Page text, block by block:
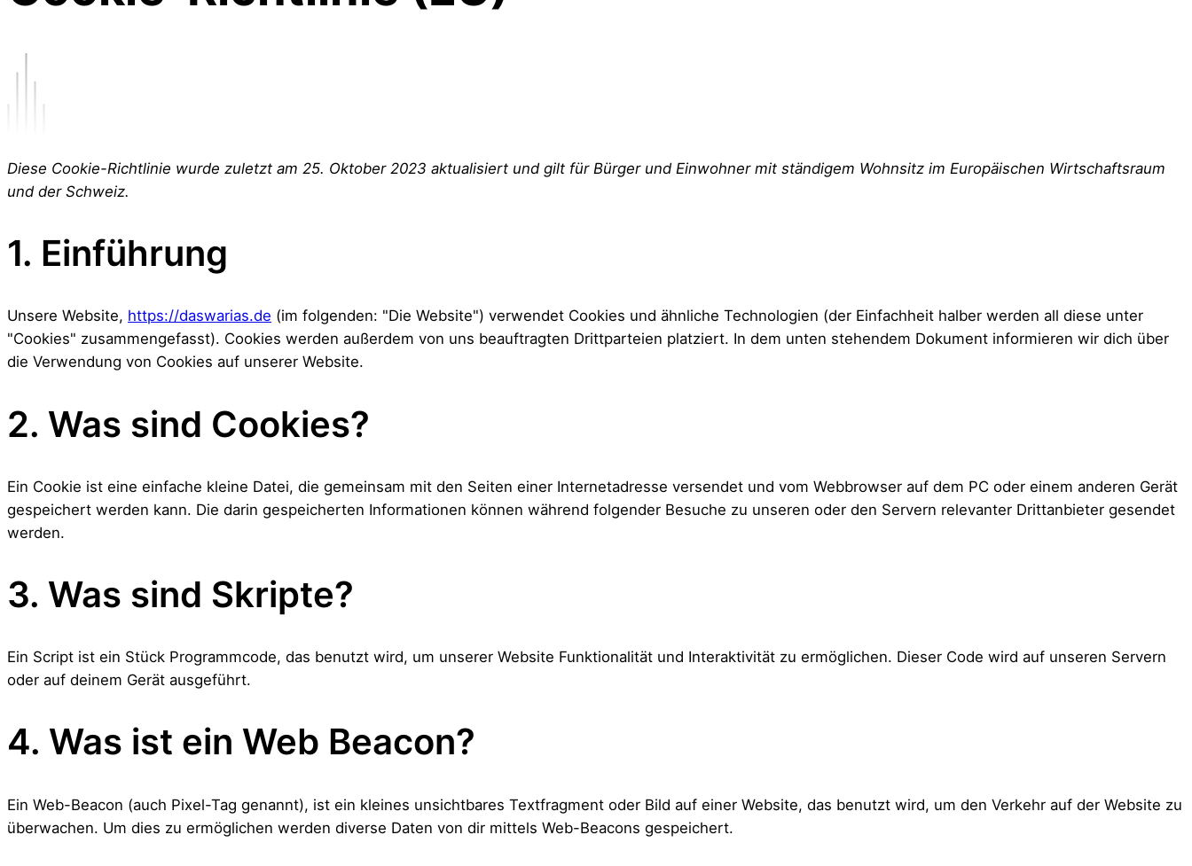
Diese Cookie-Richtlinie wurde zuletzt am 25. Oktober 2023 aktualisiert und gilt für Bürger und Einwohner mit ständigem Wohnsitz im Europäischen Wirtschaftsraum
und der Schweiz.
1. Einführung
Unsere Website, https://daswarias.de (im folgenden: "Die Website") verwendet Cookies und ähnliche Technologien (der Einfachheit halber werden all diese unter
"Cookies" zusammengefasst). Cookies werden außerdem von uns beauftragten Drittparteien platziert. In dem unten stehendem Dokument informieren wir dich über
die Verwendung von Cookies auf unserer Website.
2. Was sind Cookies?
Ein Cookie ist eine einfache kleine Datei, die gemeinsam mit den Seiten einer Internetadresse versendet und vom Webbrowser auf dem PC oder einem anderen Gerät
gespeichert werden kann. Die darin gespeicherten Informationen können während folgender Besuche zu unseren oder den Servern relevanter Drittanbieter gesendet
werden.
3. Was sind Skripte?
Ein Script ist ein Stück Programmcode, das benutzt wird, um unserer Website Funktionalität und Interaktivität zu ermöglichen. Dieser Code wird auf unseren Servern
oder auf deinem Gerät ausgeführt.
4. Was ist ein Web Beacon?
Ein Web-Beacon (auch Pixel-Tag genannt), ist ein kleines unsichtbares Textfragment oder Bild auf einer Website, das benutzt wird, um den Verkehr auf der Website zu
überwachen. Um dies zu ermöglichen werden diverse Daten von dir mittels Web-Beacons gespeichert.